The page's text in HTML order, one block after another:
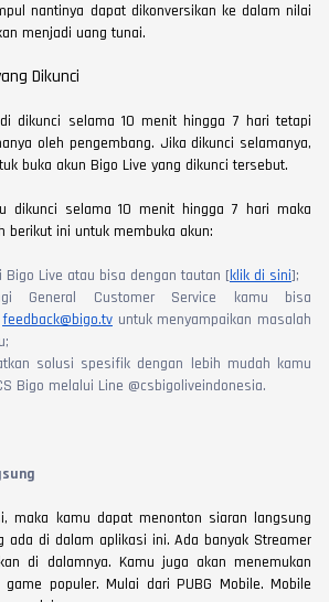
nantinya dapat dikonversikan ke dalam nilai
menjadi uang tunai.
Dikunci
dikunci selama 10 menit hingga 7 hari tetapi
oleh pengembang. Jika dikunci selamanya,
buka akun Bigo Live yang dikunci tersebut.
dikunci selama 10 menit hingga 7 hari maka
berikut ini untuk membuka akun:
Bigo Live atau bisa dengan tautan [klik di sini];
General Customer Service kamu bisa
feedback@bigo.tv untuk menyampaikan masalah
solusi spesifik dengan lebih mudah kamu
Bigo melalui Line @csbigoliveindonesia.
maka kamu dapat menonton siaran langsung
ada di dalam aplikasi ini. Ada banyak Streamer
di dalamnya. Kamu juga akan menemukan
populer. Mulai dari PUBG Mobile. Mobile